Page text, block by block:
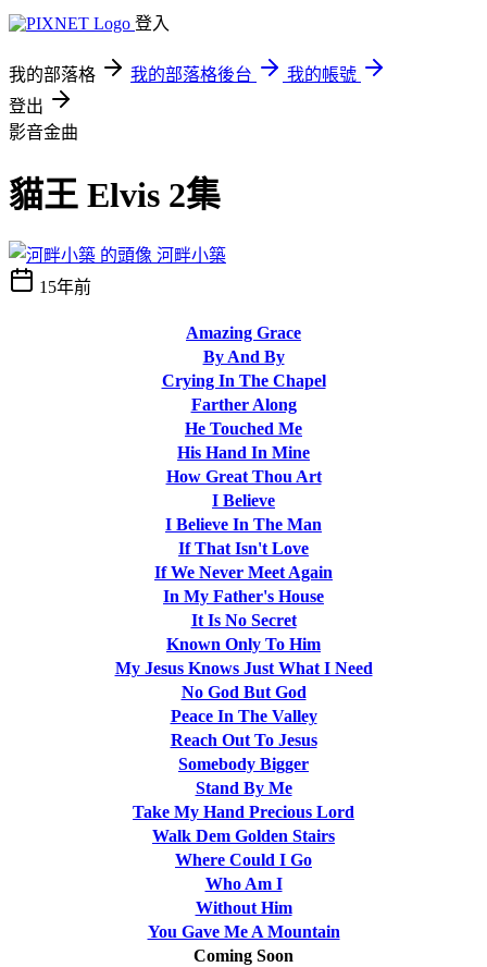
登入
我的部落格 我的部落格後台
我的帳號
登出
影音金曲
貓王 Elvis 2集
河畔小築
15年前
Amazing Grace
By And By
Crying In The Chapel
Farther Along
He Touched Me
His Hand In Mine
How Great Thou Art
I Believe
I Believe In The Man
If That Isn't Love
If We Never Meet Again
In My Father's House
It Is No Secret
Known Only To Him
My Jesus Knows Just What I Need
No God But God
Peace In The Valley
Reach Out To Jesus
Somebody Bigger
Stand By Me
Take My Hand Precious Lord
Walk Dem Golden Stairs
Where Could I Go
Who Am I
Without Him
You Gave Me A Mountain
Coming Soon